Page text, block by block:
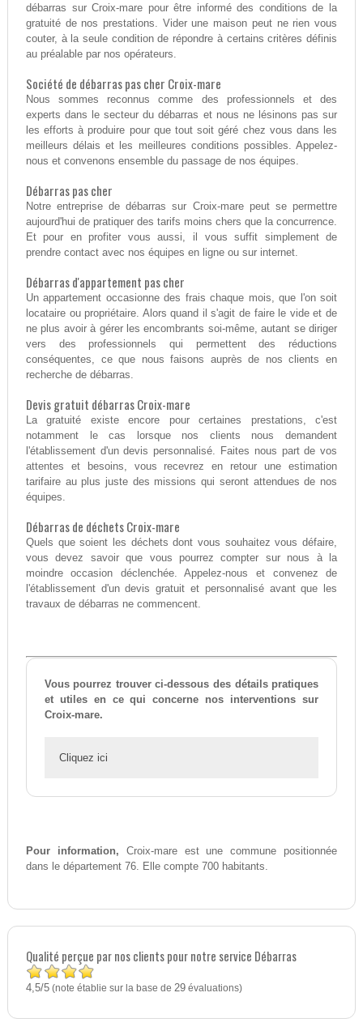
débarras sur Croix-mare pour être informé des conditions de la
gratuité de nos prestations. Vider une maison peut ne rien vous
couter, à la seule condition de répondre à certains critères définis
au préalable par nos opérateurs.
Société de débarras pas cher Croix-mare
Nous sommes reconnus comme des professionnels et des
experts dans le secteur du débarras et nous ne lésinons pas sur
les efforts à produire pour que tout soit géré chez vous dans les
meilleurs délais et les meilleures conditions possibles. Appelez-
nous et convenons ensemble du passage de nos équipes.
Débarras pas cher
Notre entreprise de débarras sur Croix-mare peut se permettre
aujourd'hui de pratiquer des tarifs moins chers que la concurrence.
Et pour en profiter vous aussi, il vous suffit simplement de
prendre contact avec nos équipes en ligne ou sur internet.
Débarras d'appartement pas cher
Un appartement occasionne des frais chaque mois, que l'on soit
locataire ou propriétaire. Alors quand il s'agit de faire le vide et de
ne plus avoir à gérer les encombrants soi-même, autant se diriger
vers des professionnels qui permettent des réductions
conséquentes, ce que nous faisons auprès de nos clients en
recherche de débarras.
Devis gratuit débarras Croix-mare
La gratuité existe encore pour certaines prestations, c'est
notamment le cas lorsque nos clients nous demandent
l'établissement d'un devis personnalisé. Faites nous part de vos
attentes et besoins, vous recevrez en retour une estimation
tarifaire au plus juste des missions qui seront attendues de nos
équipes.
Débarras de déchets Croix-mare
Quels que soient les déchets dont vous souhaitez vous défaire,
vous devez savoir que vous pourrez compter sur nous à la
moindre occasion déclenchée. Appelez-nous et convenez de
l'établissement d'un devis gratuit et personnalisé avant que les
travaux de débarras ne commencent.
Vous pourrez trouver ci-dessous des détails pratiques
et utiles en ce qui concerne nos interventions sur
Croix-mare.
Cliquez ici
Pour information, Croix-mare est une commune positionnée
dans le département 76. Elle compte 700 habitants.
Qualité perçue par nos clients pour notre service Débarras
4,5/5(note établie sur la base de 29évaluations)